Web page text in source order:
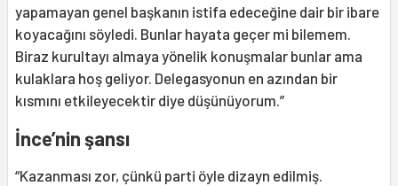
yapamayan genel başkanın istifa edeceğine dair bir ibare
koyacağını söyledi. Bunlar hayata geçer mi bilemem.
Biraz kurultayı almaya yönelik konuşmalar bunlar ama
kulaklara hoş geliyor. Delegasyonun en azından bir
kısmını etkileyecektir diye düşünüyorum.”
İnce’nin şansı
“Kazanması zor, çünkü parti öyle dizayn edilmiş.